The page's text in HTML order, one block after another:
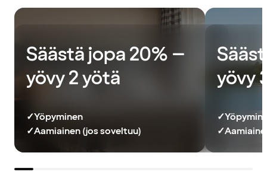
Säästä jopa 20% –
yövy 2 yötä
✓Yöpyminen
✓Aamiainen (jos soveltuu)
yövy
✓
✓